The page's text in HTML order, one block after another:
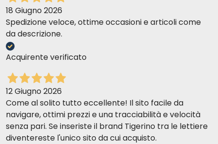
18 Giugno 2026
Spedizione veloce, ottime occasioni e articoli come
da descrizione.
Acquirente verificato
12 Giugno 2026
Come al solito tutto eccellente! Il sito facile da
navigare, ottimi prezzi e una tracciabilità e velocità
senza pari. Se inseriste il brand Tigerino tra le lettiere
diventereste l'unico sito da cui acquisto.